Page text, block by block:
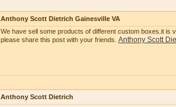
Anthony Scott Dietrich Gainesville VA
We have sell some products of different custom boxes.it
please share this post with your friends. Anthony Scott
Anthony Scott Dietrich